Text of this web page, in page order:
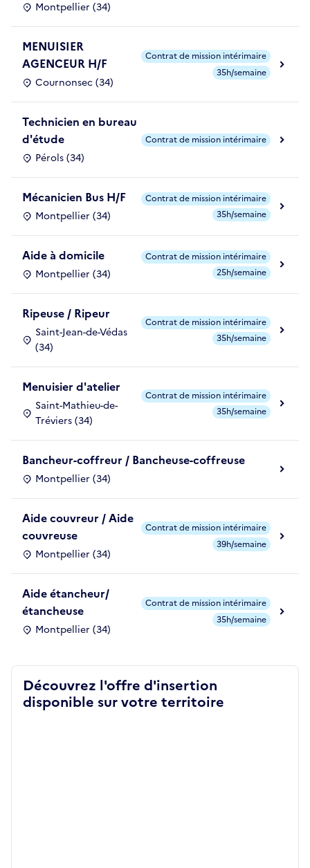
Montpellier (34)
MENUISIER
AGENCEUR H/F
Cournonsec (34)
Contrat de mission intérimaire
35h/semaine
Technicien en bureau
d'étude
Pérols (34)
Contrat de mission intérimaire
Mécanicien Bus H/F
Montpellier (34)
Contrat de mission intérimaire
35h/semaine
Aide à domicile
Montpellier (34)
Contrat de mission intérimaire
25h/semaine
Ripeuse / Ripeur
Saint-Jean-de-Védas
(34)
Contrat de mission intérimaire
35h/semaine
Menuisier d'atelier
Saint-Mathieu-de-
Tréviers (34)
Contrat de mission intérimaire
35h/semaine
Bancheur-coffreur / Bancheuse-coffreuse
Montpellier (34)
Aide couvreur / Aide
couvreuse
Montpellier (34)
Contrat de mission intérimaire
39h/semaine
Aide étancheur/
étancheuse
Montpellier (34)
Contrat de mission intérimaire
35h/semaine
Découvrez l'offre d'insertion
disponible sur votre territoire